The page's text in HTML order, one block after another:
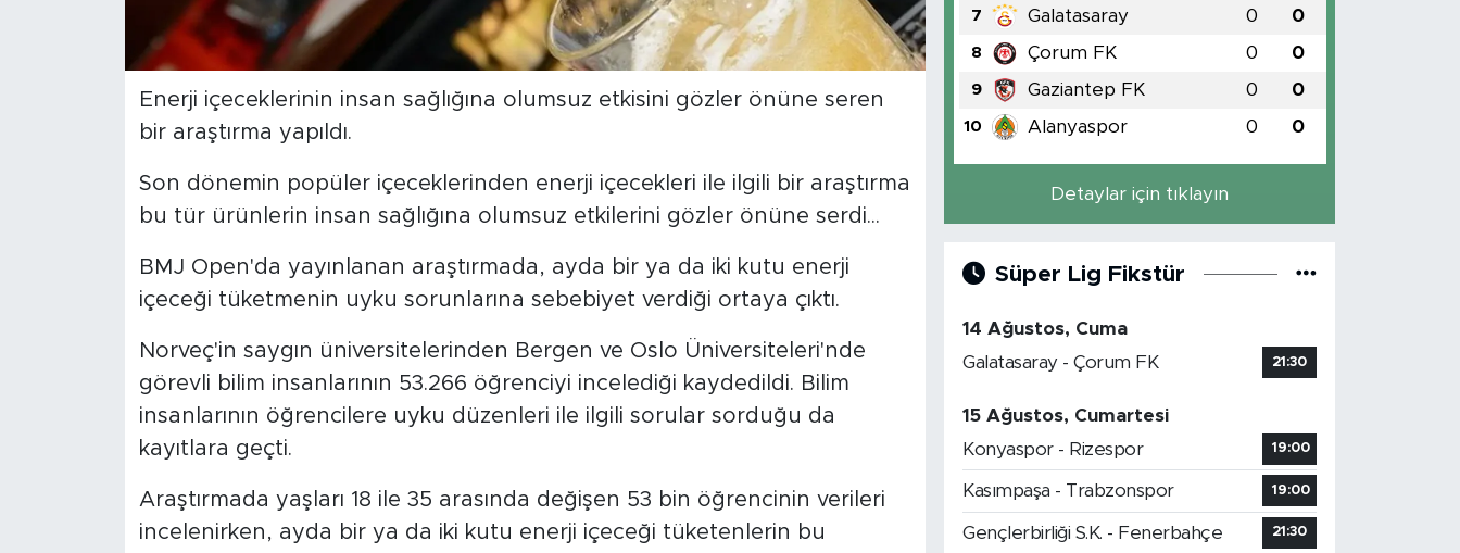
Enerji içeceklerinin insan sağlığına olumsuz etkisini gözler önüne seren
bir araştırma yapıldı.
Son dönemin popüler içeceklerinden enerji içecekleri ile ilgili bir araştırma
bu tür ürünlerin insan sağlığına olumsuz etkilerini gözler önüne serdi...
BMJ Open'da yayınlanan araştırmada, ayda bir ya da iki kutu enerji
içeceği tüketmenin uyku sorunlarına sebebiyet verdiği ortaya çıktı.
Norveç'in saygın üniversitelerinden Bergen ve Oslo Üniversiteleri'nde
görevli bilim insanlarının 53.266 öğrenciyi incelediği kaydedildi. Bilim
insanlarının öğrencilere uyku düzenleri ile ilgili sorular sorduğu da
kayıtlara geçti.
Araştırmada yaşları 18 ile 35 arasında değişen 53 bin öğrencinin verileri
incelenirken, ayda bir ya da iki kutu enerji içeceği tüketenlerin bu
7 Galatasaray 0 0
8 Çorum FK 0 0
9 Gaziantep FK 0 0
10 Alanyaspor 0 0
Detaylar için tıklayın
Süper Lig Fikstür
14 Ağustos, Cuma
Galatasaray - Çorum FK
21:30
15 Ağustos, Cumartesi
Konyaspor - Rizespor
19:00
Kasımpaşa - Trabzonspor 19:00
Gençlerbirliği S.K. - Fenerbahçe 21:30
POLİTİKA
EKONOMİ
KÜLTÜR SANAT
TARİHTEN GÜNÜMÜZE